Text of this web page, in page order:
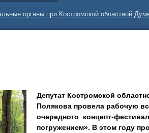
органы при Костромской областной
Депутат Костромской
Полякова провела рабочую
очередного концепт-
погружением». В этом году